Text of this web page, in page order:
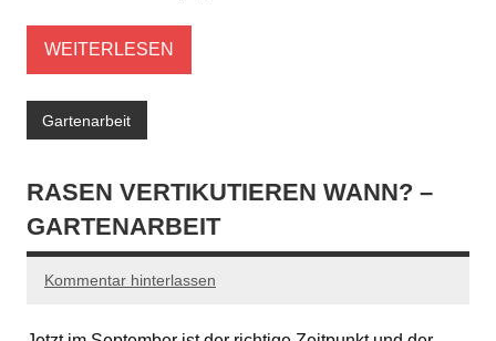
WEITERLESEN
Gartenarbeit
RASEN VERTIKUTIEREN WANN? –
GARTENARBEIT
Kommentar hinterlassen